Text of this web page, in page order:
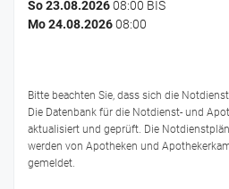
So 23.08.202608:00 BIS
Mo 24.08.202608:00
Bitte beachten Sie, dass sich die
Die Datenbank für die Notdienst- und
aktualisiert und geprüft. Die
werden von Apotheken und
gemeldet.